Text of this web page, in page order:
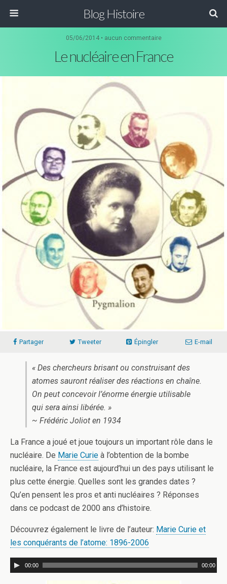
Blog Histoire
05/06/2014 • aucun commentaire
Le nucléaire en France
Partager Tweeter Épingler E-mail
« Des chercheurs brisant ou construisant des
atomes sauront réaliser des réactions en chaîne.
On peut concevoir l’énorme énergie utilisable
qui sera ainsi libérée. »
~ Frédéric Joliot en 1934
La France a joué et joue toujours un important rôle dans le
nucléaire. De Marie Curie à l’obtention de la bombe
nucléaire, la France est aujourd’hui un des pays utilisant le
plus cette énergie. Quelles sont les grandes dates ?
Qu’en pensent les pros et anti nucléaires ? Réponses
dans ce podcast de 2000 ans d’histoire.
Découvrez également le livre de l’auteur: Marie Curie et
les conquérants de l’atome: 1896-2006
00:00 00:00